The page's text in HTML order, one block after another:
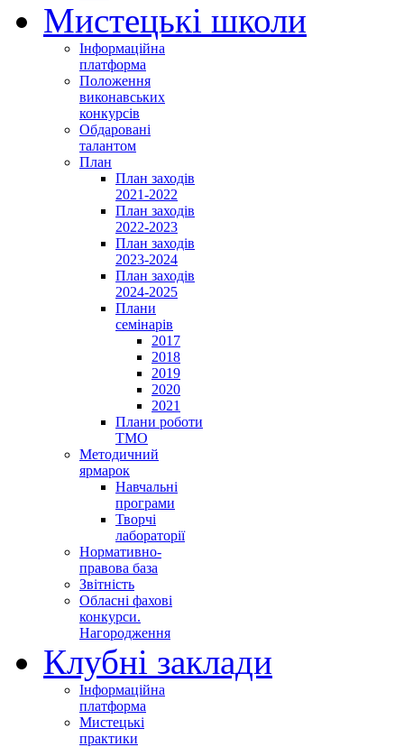
Мистецькі школи
Інформаційна
платформа
Положення
виконавських
конкурсів
Обдаровані
талантом
План
План заходів
2021-2022
План заходів
2022-2023
План заходів
2023-2024
План заходів
2024-2025
Плани
семінарів
2017
2018
2019
2020
2021
Плани роботи
ТМО
Методичний
ярмарок
Навчальні
програми
Творчі
лабораторії
Нормативно-
правова база
Звітність
Обласні фахові
конкурси.
Нагородження
Клубні заклади
Інформаційна
платформа
Мистецькі
практики